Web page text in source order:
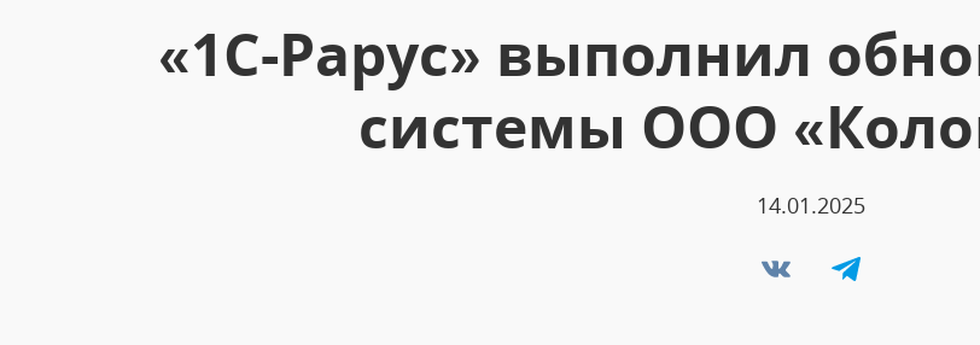
«1С-Рарус» выполнил
системы ООО
14.01.2025